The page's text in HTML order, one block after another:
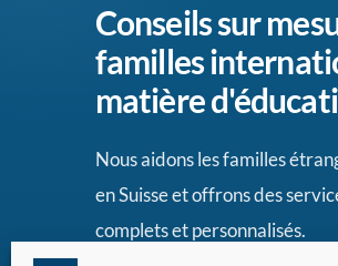
Conseils sur
familles
matière
Nous aidons les familles
en Suisse et offrons des
complets et personnalisés.